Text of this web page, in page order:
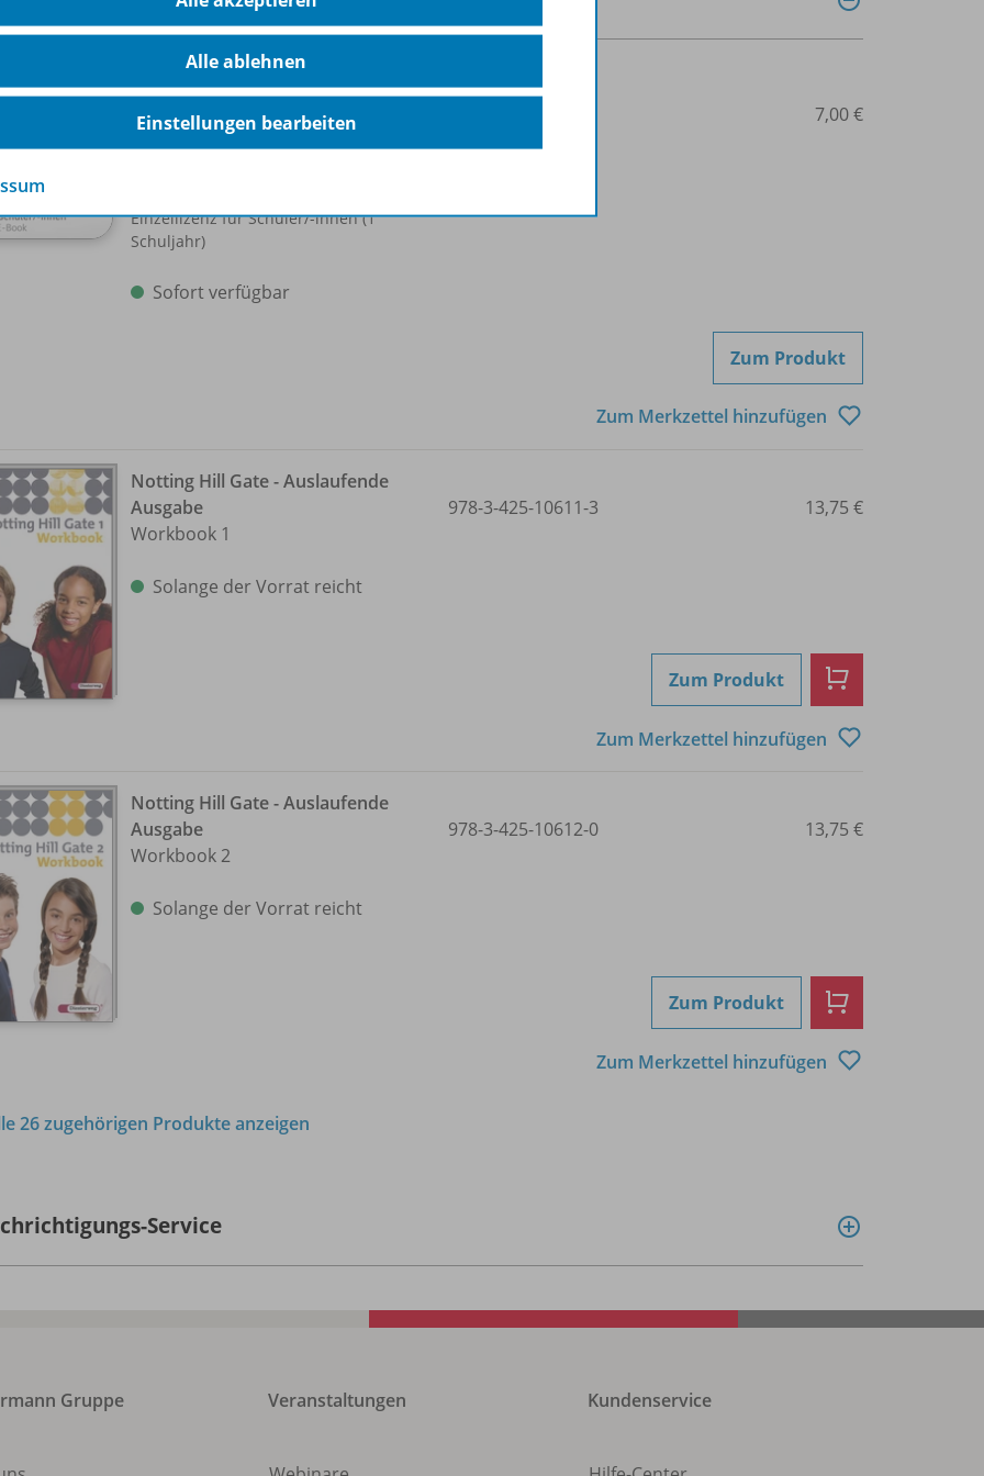
Notting Hill Gate - Auslaufende
Ausgabe
BiBox - Das digitale
Einzellizenz für Schüler/-innen (1
Schuljahr)
Sofort verfügbar
7,00 €
Zum Produkt
Zum Merkzettel hinzufügen
Notting Hill Gate - Auslaufende
Ausgabe
Workbook 1
Solange der Vorrat reicht
978-3-425-10611-3 13,75 €
Zum Produkt
Zum Merkzettel hinzufügen
Notting Hill Gate - Auslaufende
Ausgabe
Workbook 2
Solange der Vorrat reicht
978-3-425-10612-0 13,75 €
Zum Produkt
Zum Merkzettel hinzufügen
26 zugehörigen Produkte anzeigen
Service
Gruppe Veranstaltungen Kundenservice
Alle ablehnen
Einstellungen bearbeiten